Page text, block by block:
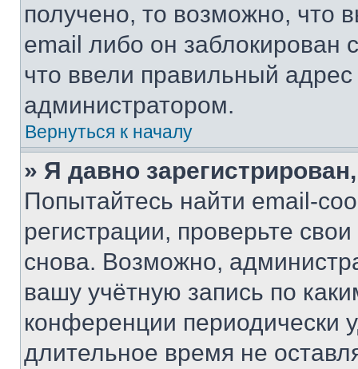
получено, то возможно, что
email либо он
что ввели правильный адрес
администратором.
Вернуться к началу
» Я давно
Попытайтесь найти email-
регистрации, проверьте
снова. Возможно,
вашу учётную запись по
конференции периодически
длительное время не